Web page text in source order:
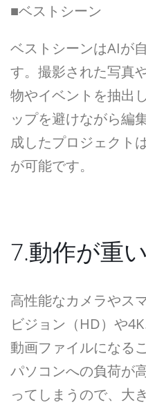
■ベストシーン
ベストシーンはAIが
す。撮影された写真
物やイベントを抽出
ップを避けながら編
成したプロジェクト
が可能です。
7.動作が重
高性能なカメラやス
ビジョン（HD）や
動画ファイルになる
パソコンへの負荷が
ってしまうので、大